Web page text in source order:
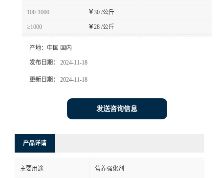
100-1000 ￥30 /公斤
≥1000 ￥28 /公斤
产地： 中国 国内
发布日期： 2024-11-18
更新日期： 2024-11-18
发送咨询信息
产品详请
主要用途 营养强化剂